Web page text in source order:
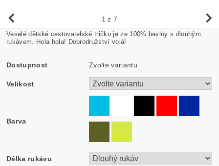
1 z 7
Veselé dětské cestovatelské tričko je ze 100% bavlny s dlouhým
rukávem. Hola hola! Dobrodružství volá!
Dostupnost Zvolte variantu
Velikost
Barva
Délka rukávu